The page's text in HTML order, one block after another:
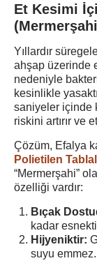
Et Kesimi
Yıllardır
ahşap üzerinde
nedeniyle
kesinlikle
saniyeler içinde
riskini artırır ve
Çözüm, Efalya
Polietilen
“Mermerşahi”
özelliği vardır:
Bıçak
kadar
Hijyeniktir:
suyu